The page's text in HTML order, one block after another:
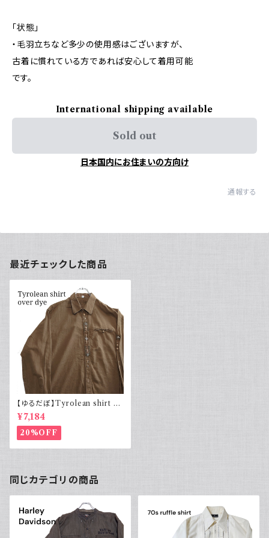
「状態」
・毛羽立ちなど多少の使用感はございますが、
古着に慣れている方であれば安心して着用可能
です。
International shipping available
Sold out
日本国内にお住まいの方向け
通報する
最近チェックした商品
【ゆるだぼ】Tyrolean shirt チ
ロリアンシャツ 後染めブラウン
長袖
¥7,184
20%OFF
同じカテゴリの商品